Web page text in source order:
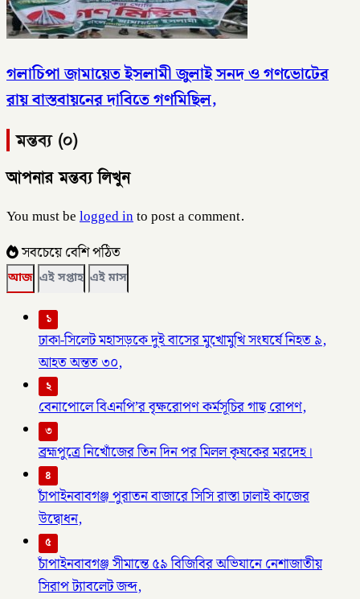
গলাচিপা জামায়েত ইসলামী জুলাই সনদ ও গণভোটের
রায় বাস্তবায়নের দাবিতে গণমিছিল,
মন্তব্য (০)
আপনার মন্তব্য লিখুন
You must belogged into post a comment.
সবচেয়ে বেশি পঠিত
আজ এই সপ্তাহ এই মাস
১
ঢাকা-সিলেট মহাসড়কে দুই বাসের মুখোমুখি সংঘর্ষে নিহত ৯,
আহত অন্তত ৩০,
২
বেনাপোলে বিএনপি’র বৃক্ষরোপণ কর্মসূচির গাছ রোপণ,
৩
ব্রহ্মপুত্রে নিখোঁজের তিন দিন পর মিলল কৃষকের মরদেহ।
৪
চাঁপাইনবাবগঞ্জ পুরাতন বাজারে সিসি রাস্তা ঢালাই কাজের
উদ্বোধন,
৫
চাঁপাইনবাবগঞ্জ সীমান্তে ৫৯ বিজিবির অভিযানে নেশাজাতীয়
সিরাপ ট্যাবলেট জব্দ,